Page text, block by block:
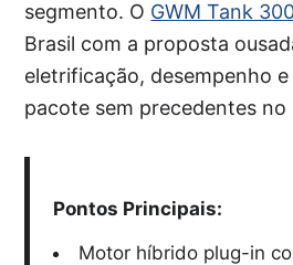
segmento. O GWM Tank
Brasil com a proposta
eletrificação, desempenho
pacote sem precedentes no
Pontos Principais:
Motor híbrido plug-in